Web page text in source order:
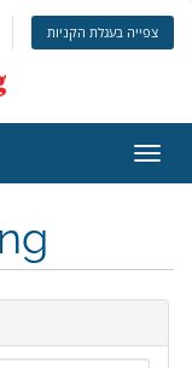
צפייה בעגלת הקניות
ניווט